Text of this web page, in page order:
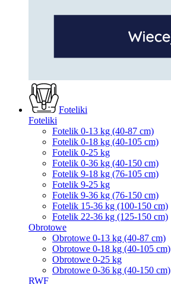
Foteliki
Foteliki
Fotelik 0-13 kg (40-87 cm)
Fotelik 0-18 kg (40-105 cm)
Fotelik 0-25 kg
Fotelik 0-36 kg (40-150 cm)
Fotelik 9-18 kg (76-105 cm)
Fotelik 9-25 kg
Fotelik 9-36 kg (76-150 cm)
Fotelik 15-36 kg (100-150 cm)
Fotelik 22-36 kg (125-150 cm)
Obrotowe
Obrotowe 0-13 kg (40-87 cm)
Obrotowe 0-18 kg (40-105 cm)
Obrotowe 0-25 kg
Obrotowe 0-36 kg (40-150 cm)
RWF